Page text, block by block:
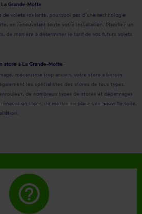
Grande-Motte
de volets roulants, pourquoi pas d’une technologie
en renouvelant toute votre installation. Planifiez un
de manière à déterminer le tarif de vos futurs volets
store à La Grande-Motte
mécanisme trop ancien, votre store a besoin
les spécialistes des stores de tous types.
de nombreux types de stores et dépannages
rénover un store, de mettre en place une nouvelle toile,
help_outline